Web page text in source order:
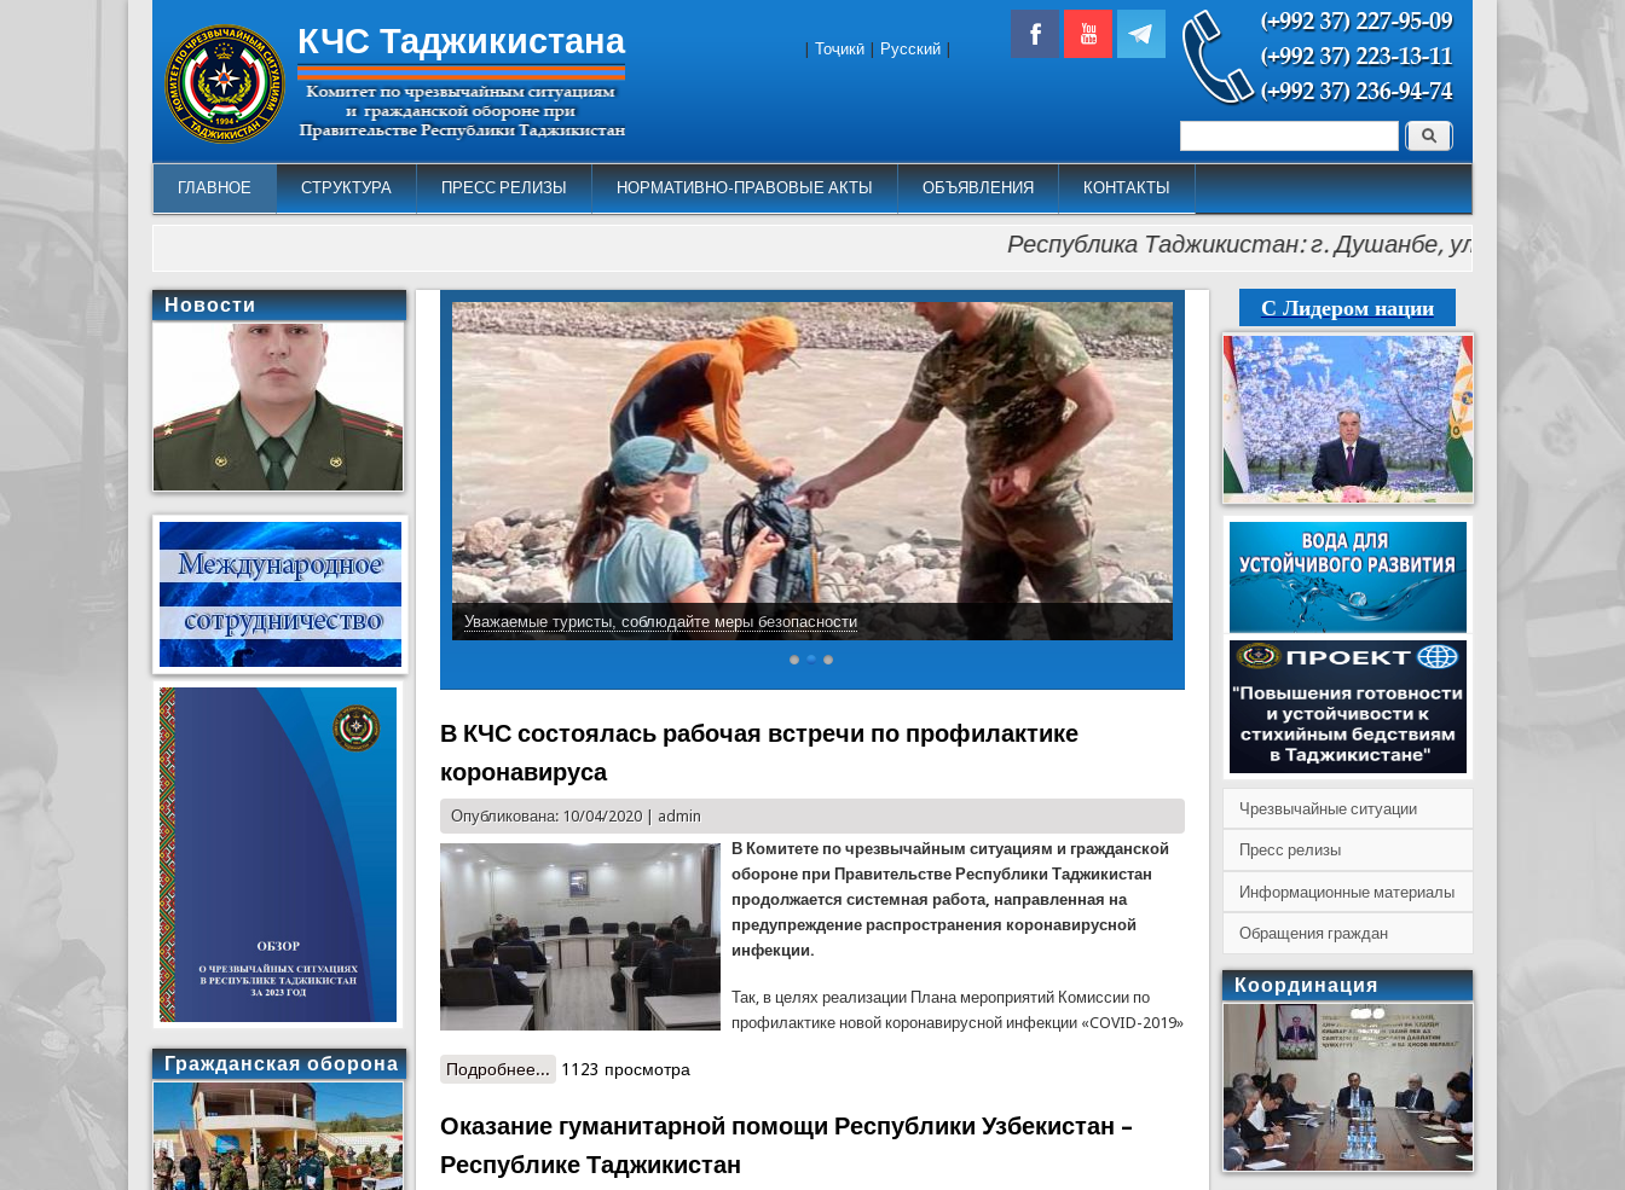
КЧС Таджикистана
ГЛАВНОЕ СТРУКТУРА ПРЕСС РЕЛИЗЫ НОРМАТИВНО-ПРАВОВЫЕ АКТЫ ОБЪЯВЛЕНИЯ КОНТАКТЫ
Форма поиска Поиск
Тоҷикӣ Русский
Республика Таджикистан: г. Душанбе, ул. Лохути, 26,
Оказана очередная помощь пострадавшему населению Варзоба
В КЧС состоялась рабочая встречи по профилактике
коронавируса
Опубликована: 10/04/2020 | admin
В Комитете по чрезвычайным ситуациям и гражданской
обороне при Правительстве Республики Таджикистан
продолжается системная работа, направленная на
предупреждение распространения коронавирусной
инфекции.
Так, в целях реализации Плана мероприятий Комиссии по
профилактике новой коронавирусной инфекции «COVID-2019»
Подробнее... о В КЧС состоялась рабочая встречи по профилактике коронавируса
1123 просмотра
Оказание гуманитарной помощи Республики Узбекистан –
Республике Таджикистан
Новости
Гражданская оборона
С Лидером нации
Чрезвычайные ситуации
Пресс релизы
Информационные материалы
Обращения граждан
Координация